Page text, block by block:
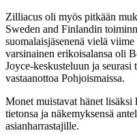
Zilliacus oli myös pitkään
Sweden and Finlandin
suomalaisjäsenenä vielä
varsinainen erikoisalansa oli
Joyce-keskusteluun ja seurasi
vastaanottoa Pohjoismaissa.
Monet muistavat hänet
tietonsa ja näkemyksensä
asianharrastajille.